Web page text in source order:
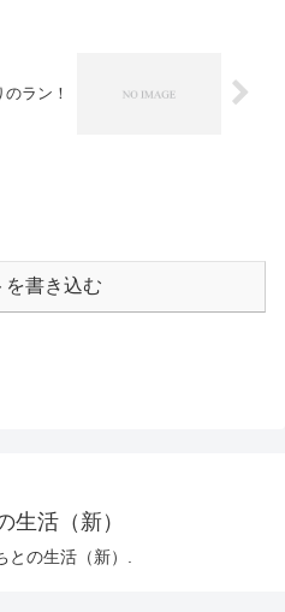
ラン！
を書き込む
生活（新）
との生活（新）.